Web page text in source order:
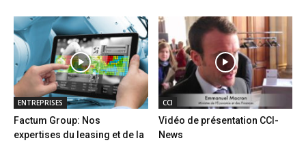
ENTREPRISES
Factum Group: Nos
expertises du leasing et de la
CCI
Vidéo de présentation CCI-
News